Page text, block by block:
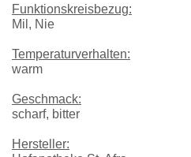
Funktionskreisbezug:
Mil, Nie
Temperaturverhalten:
warm
Geschmack:
scharf, bitter
Hersteller: